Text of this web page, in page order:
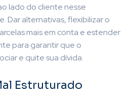
lado do cliente nesse
Dar alternativas, flexibilizar o
mais em conta e estender
para garantir que o
e quite sua dívida.
Estruturado